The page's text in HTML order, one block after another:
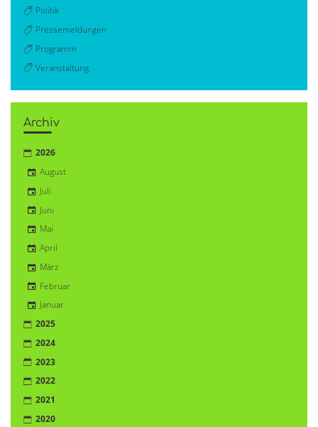
Politik
Pressemeldungen
Programm
Veranstaltung
Archiv
2026
August
Juli
Juni
Mai
April
März
Februar
Januar
2025
2024
2023
2022
2021
2020